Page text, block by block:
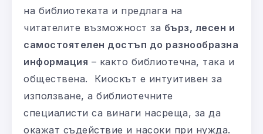
на библиотеката и предлага на
читателите възможност за бърз, лесен и
самостоятелен достъп до разнообразна
информация – както библиотечна, така и
обществена. Киоскът е интуитивен за
използване, а библиотечните
специалисти са винаги насреща, за да
окажат съдействие и насоки при нужда.